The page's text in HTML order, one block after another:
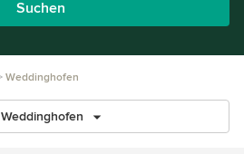
Suchen
Weddinghofen
Weddinghofen